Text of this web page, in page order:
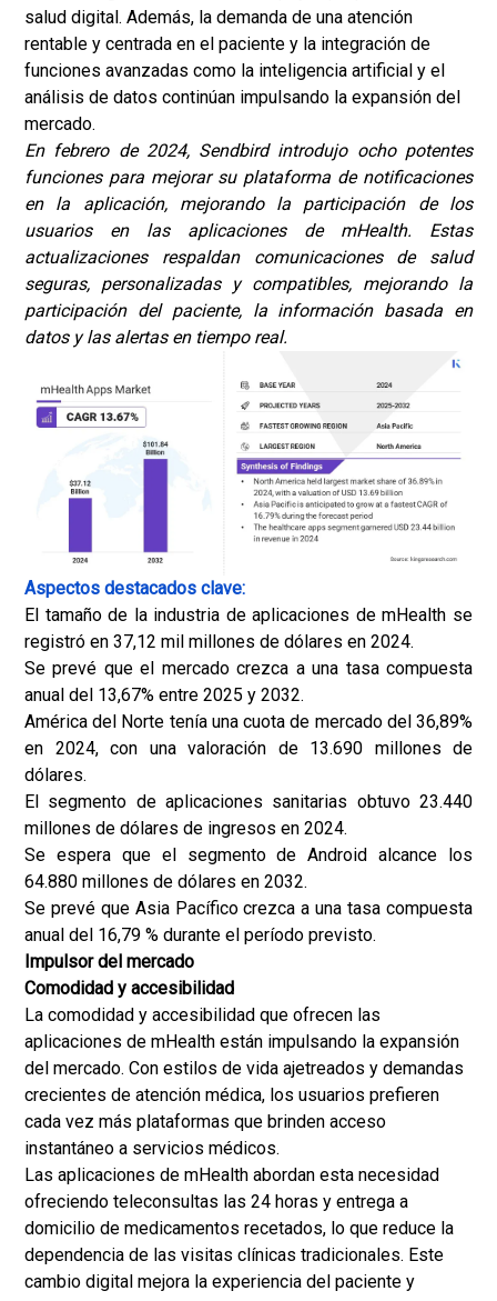
salud digital. Además, la demanda de una atención
rentable y centrada en el paciente y la integración de
funciones avanzadas como la inteligencia artificial y el
análisis de datos continúan impulsando la expansión del
mercado.
En febrero de 2024, Sendbird introdujo ocho potentes
funciones para mejorar su plataforma de notificaciones
en la aplicación, mejorando la participación de los
usuarios en las aplicaciones de mHealth. Estas
actualizaciones respaldan comunicaciones de salud
seguras, personalizadas y compatibles, mejorando la
participación del paciente, la información basada en
datos y las alertas en tiempo real.
Aspectos destacados clave:
El tamaño de la industria de aplicaciones de mHealth se
registró en 37,12 mil millones de dólares en 2024.
Se prevé que el mercado crezca a una tasa compuesta
anual del 13,67% entre 2025 y 2032.
América del Norte tenía una cuota de mercado del 36,89%
en 2024, con una valoración de 13.690 millones de
dólares.
El segmento de aplicaciones sanitarias obtuvo 23.440
millones de dólares de ingresos en 2024.
Se espera que el segmento de Android alcance los
64.880 millones de dólares en 2032.
Se prevé que Asia Pacífico crezca a una tasa compuesta
anual del 16,79 % durante el período previsto.
Impulsor del mercado
Comodidad y accesibilidad
La comodidad y accesibilidad que ofrecen las
aplicaciones de mHealth están impulsando la expansión
del mercado. Con estilos de vida ajetreados y demandas
crecientes de atención médica, los usuarios prefieren
cada vez más plataformas que brinden acceso
instantáneo a servicios médicos.
Las aplicaciones de mHealth abordan esta necesidad
ofreciendo teleconsultas las 24 horas y entrega a
domicilio de medicamentos recetados, lo que reduce la
dependencia de las visitas clínicas tradicionales. Este
cambio digital mejora la experiencia del paciente y